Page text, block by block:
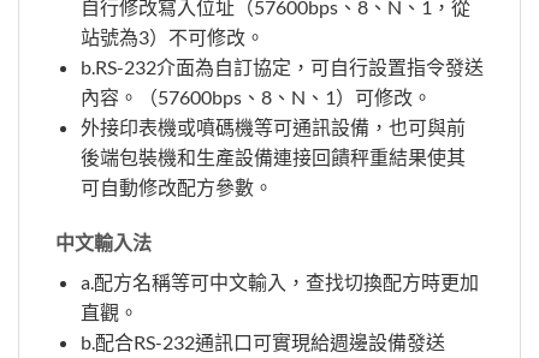
自行修改寫入位址（57600bps、8、N、1，從
站號為3）不可修改。
b.RS-232介面為自訂協定，可自行設置指令發送
內容。（57600bps、8、N、1）可修改。
外接印表機或噴碼機等可通訊設備，也可與前
後端包裝機和生產設備連接回饋秤重結果使其
可自動修改配方參數。
中文輸入法
a.配方名稱等可中文輸入，查找切換配方時更加
直觀。
b.配合RS-232通訊口可實現給週邊設備發送